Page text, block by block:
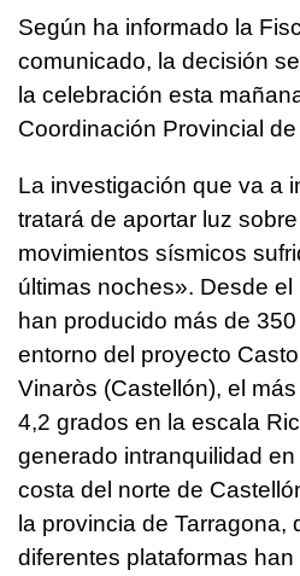
Según ha informado la
comunicado, la decisión
la celebración esta
Coordinación Provincial
La investigación que va a
tratará de aportar luz
movimientos sísmicos
últimas noches». Desde
han producido más de
entorno del proyecto
Vinaròs (Castellón), el
4,2 grados en la escala
generado intranquilidad
costa del norte de
la provincia de Tarragona,
diferentes plataformas